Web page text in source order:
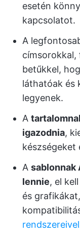
esetén
kapcsolatot.
A
címsorokkal,
betűkkel,
láthatóak és
legyenek.
A
igazodnia,
készségeket
A sablonnak
lennie, el
és
rendszereivel